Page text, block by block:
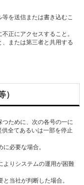
を送信または書き込むこ
正にアクセスすること。
または第三者と共用する
ために、次の各号の一に
全てあるいは一部を停止
必要な場合。
よりシステムの運用が困難
当社が判断した場合。